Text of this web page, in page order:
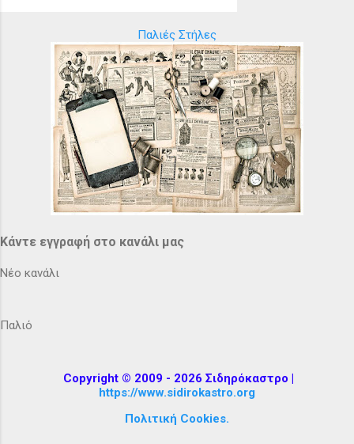
Παλιές Στήλες
Κάντε εγγραφή στο κανάλι μας
Νέο κανάλι
Παλιό
Copyright © 2009 - 2026 Σιδηρόκαστρο |
https://www.sidirokastro.org
Πολιτική Cookies.